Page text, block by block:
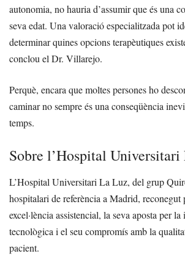
autonomia, no hauria d’assumir que és una
seva edat. Una valoració especialitzada pot
determinar quines opcions terapèutiques
conclou el Dr. Villarejo.
Perquè, encara que moltes persones ho
caminar no sempre és una conseqüència
temps.
Sobre l’Hospital
L’Hospital Universitari La Luz, del grup
hospitalari de referència a Madrid, reconegut
excel·lència assistencial, la seva aposta per
tecnològica i el seu compromís amb la
pacient.